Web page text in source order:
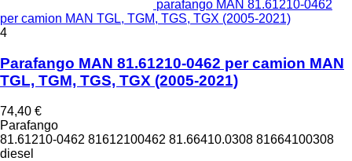
parafango MAN 81.61210-0462
per camion MAN TGL, TGM, TGS, TGX (2005-2021)
4
Parafango MAN 81.61210-0462 per camion MAN
TGL, TGM, TGS, TGX (2005-2021)
74,40 €
Parafango
81.61210-0462 81612100462 81.66410.0308 81664100308
diesel